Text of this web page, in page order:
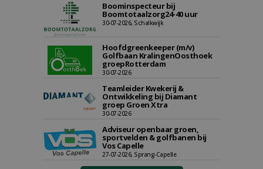
Boominspecteur bij
Boomtotaalzorg24-40 uur
30-07-2026, Schalkwijk
Hoofdgreenkeeper (m/v)
Golfbaan KralingenOosthoek
groepRotterdam
30-07-2026
Teamleider Kwekerij &
Ontwikkeling bij Diamant
groep Groen Xtra
30-07-2026
Adviseur openbaar groen,
sportvelden & golfbanen bij
Vos Capelle
27-07-2026, Sprang-Capelle